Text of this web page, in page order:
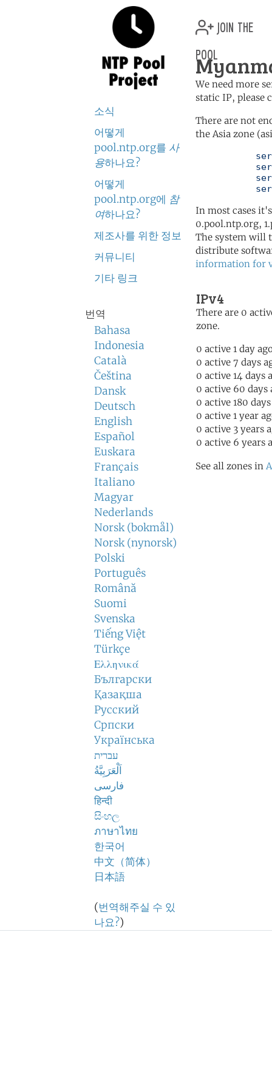
소식
어떻게
pool.ntp.org를 사
용하나요?
어떻게
pool.ntp.org에 참
여하나요?
제조사를 위한 정보
커뮤니티
기타 링크
번역
Bahasa
Indonesia
Català
Čeština
Dansk
Deutsch
English
Español
Euskara
Français
Italiano
Magyar
Nederlands
Norsk (bokmål)
Norsk (nynorsk)
Polski
Português
Română
Suomi
Svenska
Tiếng Việt
Türkçe
Ελληνικά
Български
Қазақша
Русский
Српски
Українська
עברית
اَلْعَرَبِيَّةُ
فارسی
हिन्दी
සිංහල
ภาษาไทย
한국어
中文（简体）
日本語
(번역해주실 수 있
나요?)
join the
pool
We need more
static IP, please
There are not
the Asia zone
In most cases
0.pool.ntp.org,
The system will
distribute
information for
IPv4
There are 0
zone.
0 active 1 day
0 active 7 days
0 active 14 days
0 active 60 days
0 active 180
0 active 1 year
0 active 3 years
0 active 6 years
See all zones in